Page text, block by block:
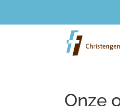
Onze